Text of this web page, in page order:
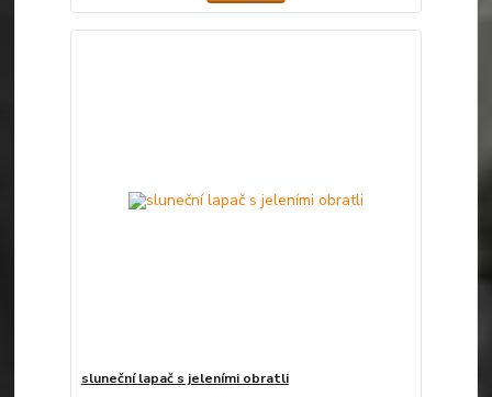
sluneční lapač s jeleními obratli